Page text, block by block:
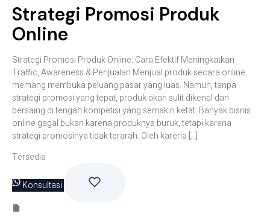
Strategi Promosi Produk
Online
Strategi Promosi Produk Online: Cara Efektif Meningkatkan
Traffic, Awareness & Penjualan Menjual produk secara online
memang membuka peluang pasar yang luas. Namun, tanpa
strategi promosi yang tepat, produk akan sulit dikenal dan
bersaing di tengah kompetisi yang semakin ketat. Banyak bisnis
online gagal bukan karena produknya buruk, tetapi karena
strategi promosinya tidak terarah. Oleh karena […]
Tersedia
Konsultasi